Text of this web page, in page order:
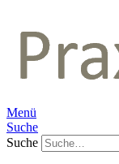
Menü
Suche
Suche